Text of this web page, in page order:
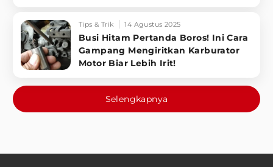
Tips & Trik 14 Agustus 2025
Busi Hitam Pertanda Boros! Ini Cara
Gampang Mengiritkan Karburator
Motor Biar Lebih Irit!
Selengkapnya